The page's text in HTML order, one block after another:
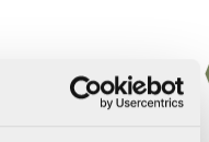
Nederland